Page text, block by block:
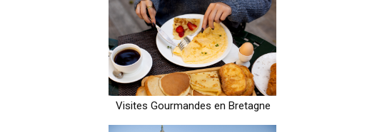
Visites Gourmandes en Bretagne